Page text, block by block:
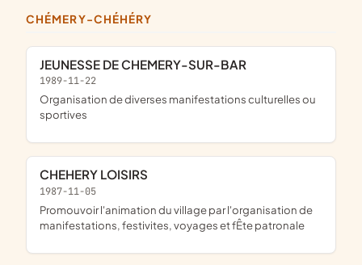
CHÉMERY-CHÉHÉRY
JEUNESSE DE CHEMERY-SUR-BAR
1989-11-22
organisation de diverses manifestations culturelles ou
sportives
CHEHERY LOISIRS
1987-11-05
promouvoir l'animation du village par l'organisation de
manifestations, festivites, voyages et fÊte patronale